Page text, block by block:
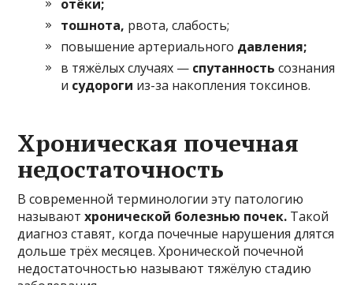
отёки;
тошнота, рвота, слабость;
повышение артериального давления;
в тяжёлых случаях — спутанность сознания
и судороги из-за накопления токсинов.
Хроническая почечная
недостаточность
В современной терминологии эту патологию
называютхронической болезнью почек. Такой
диагноз ставят, когда почечные нарушения длятся
дольше трёх месяцев. Хронической почечной
недостаточностью называют тяжёлую стадию